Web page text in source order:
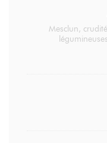
Mesclun,